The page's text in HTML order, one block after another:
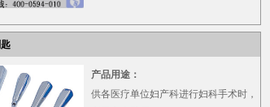
产品用途：
供各医疗单位妇产科进行妇科手术时，